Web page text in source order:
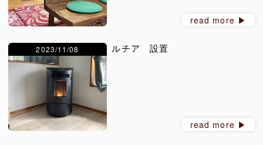
read more ▶︎
2023/11/08 ルチア 設置
read more ▶︎